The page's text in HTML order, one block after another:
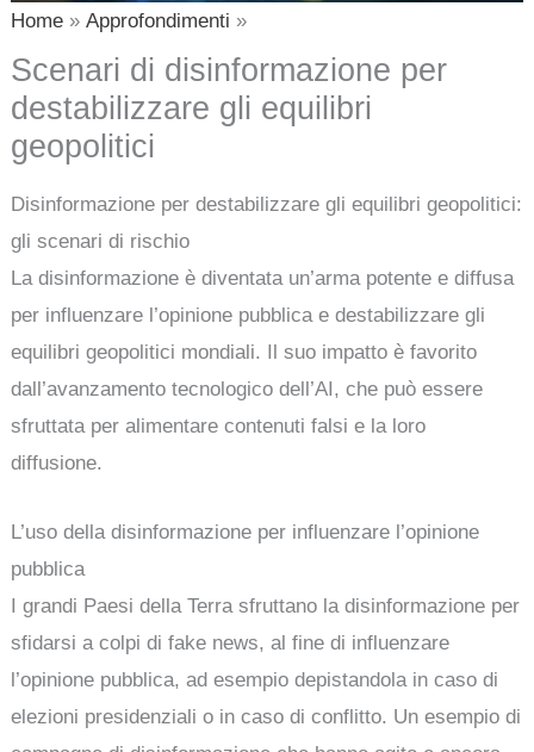
Home Approfondimenti
Scenari di disinformazione per
destabilizzare gli equilibri
geopolitici
Disinformazione per destabilizzare gli equilibri geopolitici:
gli scenari di rischio
La disinformazione è diventata un’arma potente e diffusa
per influenzare l’opinione pubblica e destabilizzare gli
equilibri geopolitici mondiali. Il suo impatto è favorito
dall’avanzamento tecnologico dell’AI, che può essere
sfruttata per alimentare contenuti falsi e la loro
diffusione.
L’uso della disinformazione per influenzare l’opinione
pubblica
I grandi Paesi della Terra sfruttano la disinformazione per
sfidarsi a colpi di fake news, al fine di influenzare
l’opinione pubblica, ad esempio depistandola in caso di
elezioni presidenziali o in caso di conflitto. Un esempio di